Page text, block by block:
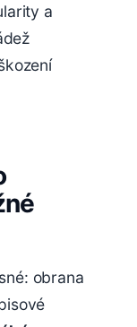
a
obrana